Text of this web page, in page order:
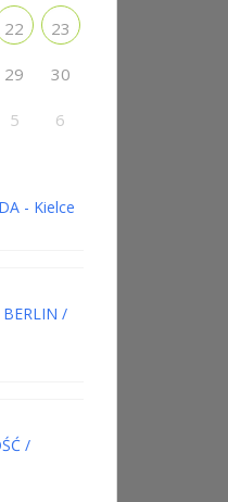
22 23
29 30
5 6
- Kielce
/
/